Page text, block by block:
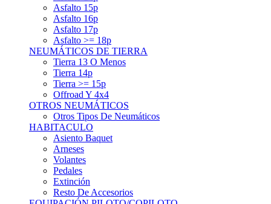
Asfalto 15p
Asfalto 16p
Asfalto 17p
Asfalto >= 18p
NEUMÁTICOS DE TIERRA
Tierra 13 O Menos
Tierra 14p
Tierra >= 15p
Offroad Y 4x4
OTROS NEUMÁTICOS
Otros Tipos De Neumáticos
HABITACULO
Asiento Baquet
Arneses
Volantes
Pedales
Extinción
Resto De Accesorios